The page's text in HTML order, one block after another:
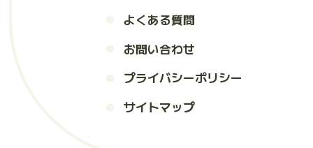
よくある質問
お問い合わせ
プライバシーポリシー
サイトマップ